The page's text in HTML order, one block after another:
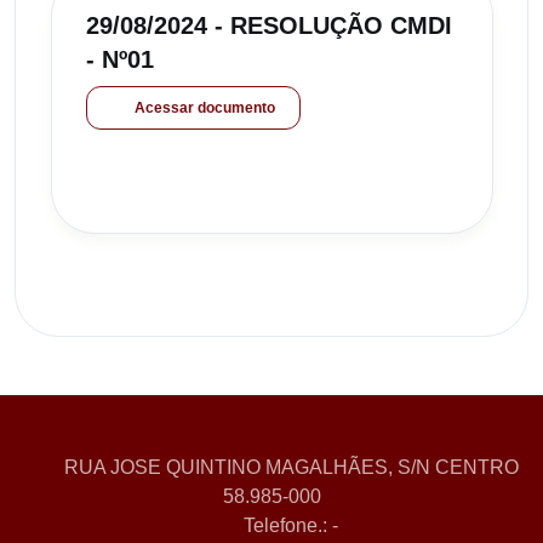
29/08/2024 - RESOLUÇÃO CMDI
- Nº01
Acessar documento
RUA JOSE QUINTINO MAGALHÃES, S/N CENTRO
58.985-000
Telefone.: -